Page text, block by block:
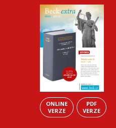
ONLINE
VERZE
PDF
VERZE